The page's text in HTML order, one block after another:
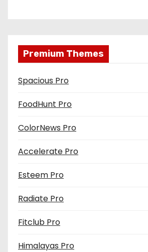
Premium Themes
Spacious Pro
FoodHunt Pro
ColorNews Pro
Accelerate Pro
Esteem Pro
Radiate Pro
Fitclub Pro
Himalayas Pro